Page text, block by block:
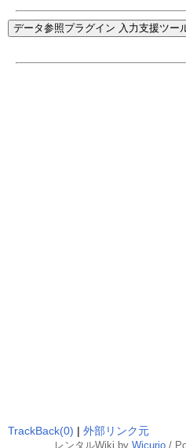
データ参照プラグイン 入力支援ツー
TrackBack(0) | 外部リンク元
レンタルWiki by Wicurio/